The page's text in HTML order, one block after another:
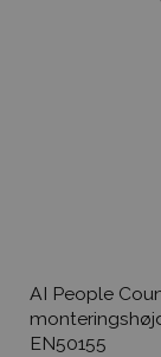
AI People
EN50155